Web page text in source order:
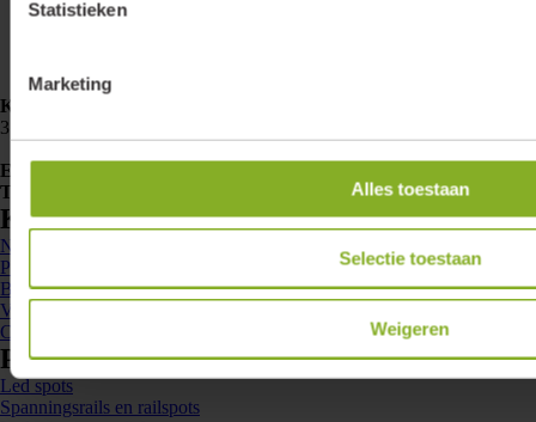
Statistieken
Marketing
Alles toestaan
Selectie toestaan
Weigeren
Klemko Techniek B.V.
3763 LB Soest
E-mailadres
Telefoonnummer
Kennis en inspiratie
Nieuws
Projecten
Brochures
Veelgestelde vragen
Contact
Producten
Led spots
Spanningsrails en railspots